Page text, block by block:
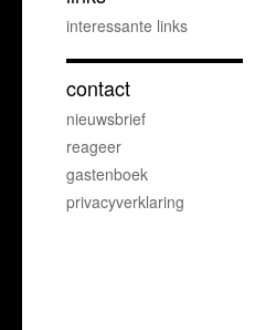
interessante links
contact
nieuwsbrief
reageer
gastenboek
privacyverklaring